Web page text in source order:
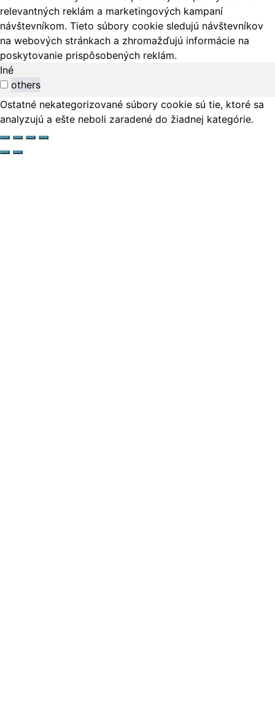
relevantných reklám a marketingových kampaní
návštevníkom. Tieto súbory cookie sledujú návštevníkov
na webových stránkach a zhromažďujú informácie na
poskytovanie prispôsobených reklám.
Iné
others
Ostatné nekategorizované súbory cookie sú tie, ktoré sa
analyzujú a ešte neboli zaradené do žiadnej kategórie.